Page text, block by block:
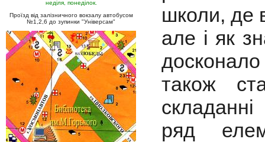
неділя, понеділок.
Проїзд від залізничного вокзалу автобусом
№1,2,6 до зупинки "Універсам"
школи, де
але і як
також
складанні
ряд